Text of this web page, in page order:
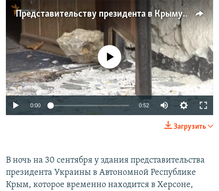
поискуИНФОГРАФИКА
ТЕЛЕПРОЕКТ КРЫМ.РЕАЛИИ
СОВЕТЫ ПРАВОЗАЩИТНИКОВ
ПРОПАВШИЕ БЕЗ ВЕСТИ
ПОБЕДИТЕЛЕЙ НЕ СУДЯТ?
КРЫМ.НЕПОКОРЕННЫЙ
КАК ОБОЙТИ БЛОКИРОВКУ
Українською
Qırımtatar
ПРИСОЕДИНЯЙТЕСЬ!
Представительству президента в Крыму взорвали двери (видео)
No media source currently available
0:00 0:52
Загрузить
В ночь на 30 сентября у здания представительства
президента Украины в Автономной Республике
Крым, которое временно находится в Херсоне,